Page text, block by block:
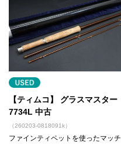
【ティムコ】 グラスマスター
7734L 中古
（260203-0818091k）
ファインティペットを使ったマッチ